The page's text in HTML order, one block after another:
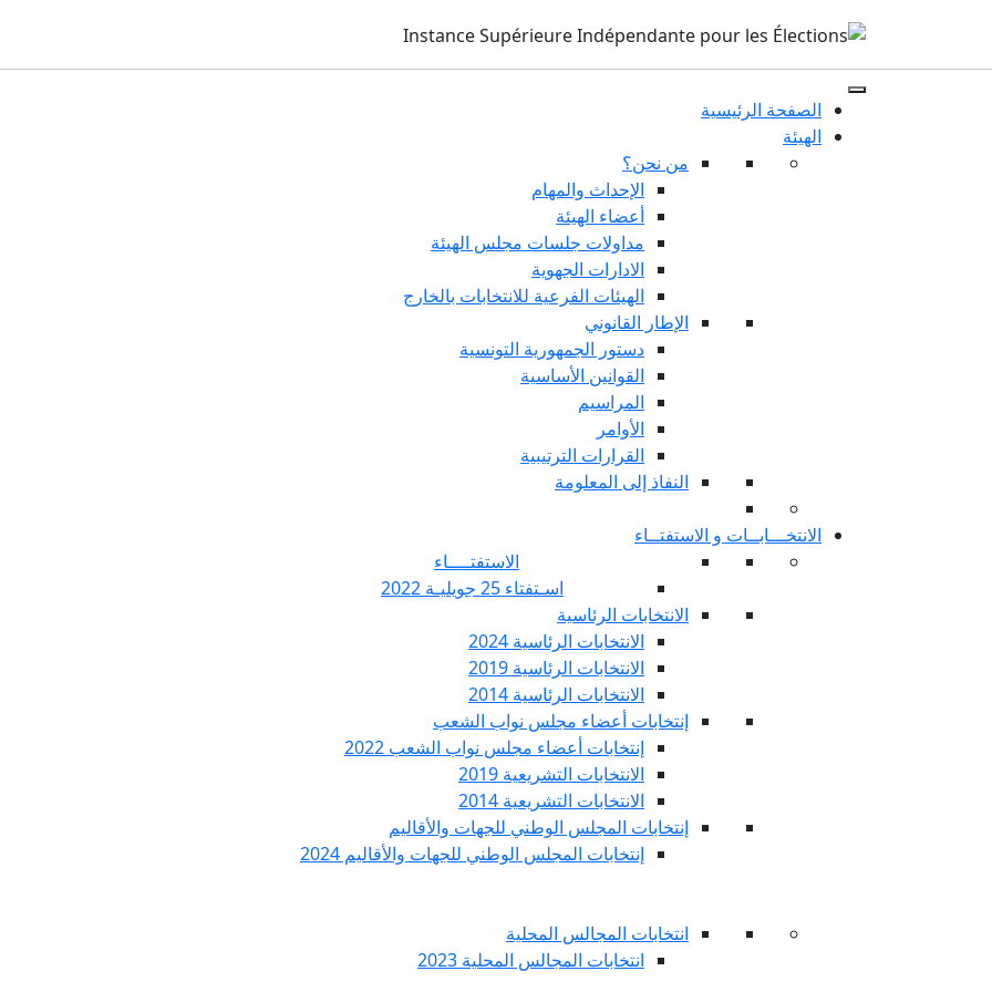
الصفحة الرئيسية
الهيئة
من نحن؟
الإحداث والمهام
أعضاء الهيئة
مداولات جلسات مجلس الهيئة
الادارات الجهوية
الهيئات الفرعية للانتخابات بالخارج
الإطار القانوني
دستور الجمهورية التونسية
القوانين الأساسية
المراسيم
الأوامر
القرارات الترتيبية
النفاذ إلى المعلومة
الانتخـــابــات و الاستفتــاء
الاستفتــــاء
اسـتفتاء 25 جويليـة 2022
الانتخابات الرئاسية
الانتخابات الرئاسية 2024
الانتخابات الرئاسية 2019
الانتخابات الرئاسية 2014
إنتخابات أعضاء مجلس نواب الشعب
إنتخابات أعضاء مجلس نواب الشعب 2022
الانتخابات التشريعية 2019
الانتخابات التشريعية 2014
إنتخابات المجلس الوطني للجهات والأقاليم
إنتخابات المجلس الوطني للجهات والأقاليم 2024
انتخابات المجالس المحلية
انتخابات المجالس المحلية 2023